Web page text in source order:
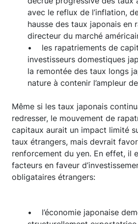
avec le reflux de l’inflation,
hausse des taux japonais en
directeur du marché
• les rapatriements de
investisseurs domestiques
la remontée des taux longs
nature à contenir l’ampleur
Même si les taux japonais
redresser, le mouvement de
capitaux aurait un impact limité
taux étrangers, mais devrait
renforcement du yen. En effet, il
facteurs en faveur
obligataires étrangers:
• l’économie japonaise